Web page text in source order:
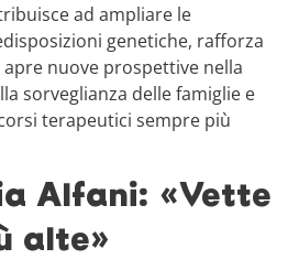
ad ampliare le
genetiche, rafforza
nuove prospettive nella
sorveglianza delle famiglie e
terapeutici sempre più
Alfani: «Vette
alte»